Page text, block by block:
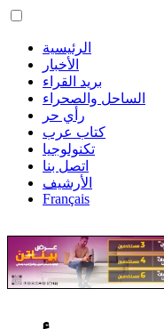
الرئيسية
الأخبار
بريد القراء
الساحل والصحراء
رأي حر
كتاب عرب
تكنولوجيا
اتصل بنا
الأرشيف
Français